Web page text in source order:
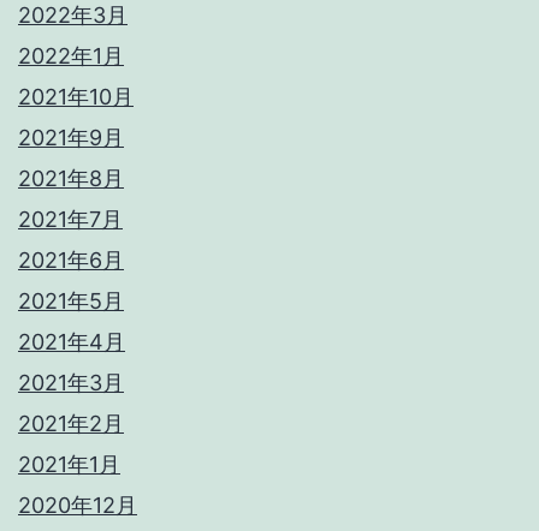
2022年3月
2022年1月
2021年10月
2021年9月
2021年8月
2021年7月
2021年6月
2021年5月
2021年4月
2021年3月
2021年2月
2021年1月
2020年12月